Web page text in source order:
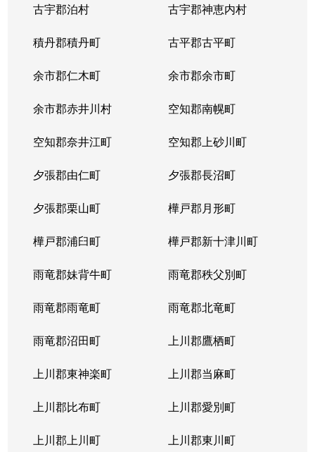
古宇郡泊村 古宇郡神恵内村
積丹郡積丹町 古平郡古平町
余市郡仁木町 余市郡余市町
余市郡赤井川村 空知郡南幌町
空知郡奈井江町 空知郡上砂川町
夕張郡由仁町 夕張郡長沼町
夕張郡栗山町 樺戸郡月形町
樺戸郡浦臼町 樺戸郡新十津川町
雨竜郡妹背牛町 雨竜郡秩父別町
雨竜郡雨竜町 雨竜郡北竜町
雨竜郡沼田町 上川郡鷹栖町
上川郡東神楽町 上川郡当麻町
上川郡比布町 上川郡愛別町
上川郡上川町 上川郡東川町